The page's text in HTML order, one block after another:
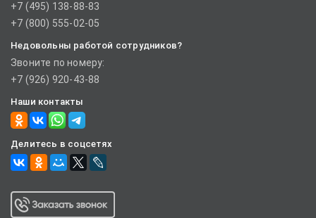
+7 (495) 138-88-83
+7 (800) 555-02-05
Недовольны работой сотрудников?
Звоните по номеру:
+7 (926) 920-43-88
Наши контакты
Делитесь в соцсетях